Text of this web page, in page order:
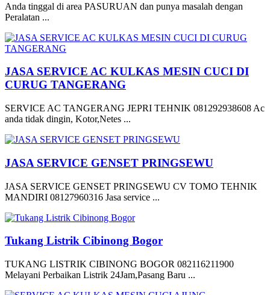
Anda tinggal di area PASURUAN dan punya masalah dengan
Peralatan ...
JASA SERVICE AC KULKAS MESIN CUCI DI
CURUG TANGERANG
SERVICE AC TANGERANG JEPRI TEHNIK 081292938608 Ac
anda tidak dingin, Kotor,Netes ...
JASA SERVICE GENSET PRINGSEWU
JASA SERVICE GENSET PRINGSEWU CV TOMO TEHNIK
MANDIRI 08127960316 Jasa service ...
Tukang Listrik Cibinong Bogor
TUKANG LISTRIK CIBINONG BOGOR 082116211900
Melayani Perbaikan Listrik 24Jam,Pasang Baru ...